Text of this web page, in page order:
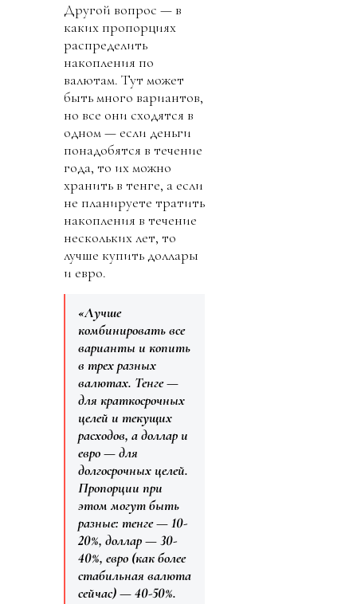
Другой вопрос — в
каких пропорциях
распределить
накопления по
валютам. Тут может
быть много вариантов,
но все они сходятся в
одном — если деньги
понадобятся в течение
года, то их можно
хранить в тенге, а если
не планируете тратить
накопления в течение
нескольких лет, то
лучше купить доллары
и евро.
«Лучше
комбинировать все
варианты и копить
в трех разных
валютах. Тенге —
для краткосрочных
целей и текущих
расходов, а доллар и
евро — для
долгосрочных целей.
Пропорции при
этом могут быть
разные: тенге — 10-
20%, доллар — 30-
40%, евро (как более
стабильная валюта
сейчас) — 40-50%.